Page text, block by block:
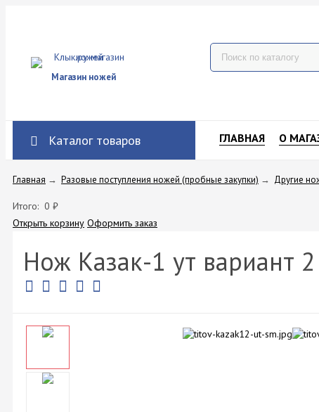
Магазин ножей
Каталог товаров ГЛАВНАЯ О
Главная → Разовые поступления ножей (пробные закупки) → Другие
Итого: 0 ₽
Открыть корзину Оформить заказ
Нож Казак-1 ут вариант 2